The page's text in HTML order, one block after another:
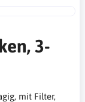
3-
mit Filter,